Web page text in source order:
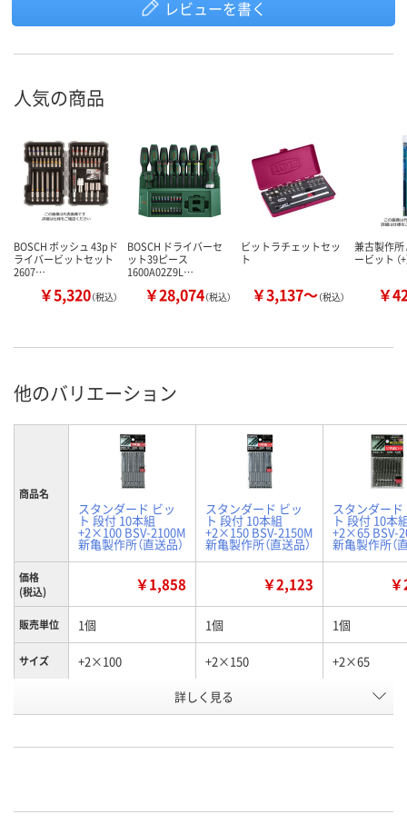
レビューを書く
人気の商品
BOSCH ボッシュ 43pド
ライバービットセット
2607…
￥5,320（税込）
BOSCH ドライバーセ
ット39ピース
1600A02Z9L…
￥28,074（税込）
ビットラチェットセッ
ト
￥3,137～（税込）
兼古製作所
ービット （+
￥
他のバリエーション
商品名
スタンダード ビッ
ト 段付 10本組
+2×100 BSV-2100M
新亀製作所（直送品）
スタンダード ビッ
ト 段付 10本組
+2×150 BSV-2150M
新亀製作所（直送品）
スタンダード
ト 段付 10本
+2×65 BSV-
新亀製作所（
価格
(税込)
￥1,858 ￥2,123
販売単位 1個 1個 1個
サイズ +2×100 +2×150 +2×65
J830848 J830845
詳しく見る